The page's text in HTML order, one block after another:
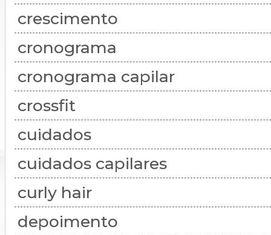
crescimento
cronograma
cronograma capilar
crossfit
cuidados
cuidados capilares
curly hair
depoimento